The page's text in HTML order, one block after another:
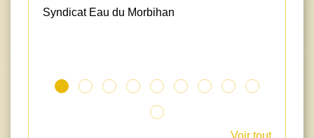
Syndicat Eau du Morbihan
Voir tout